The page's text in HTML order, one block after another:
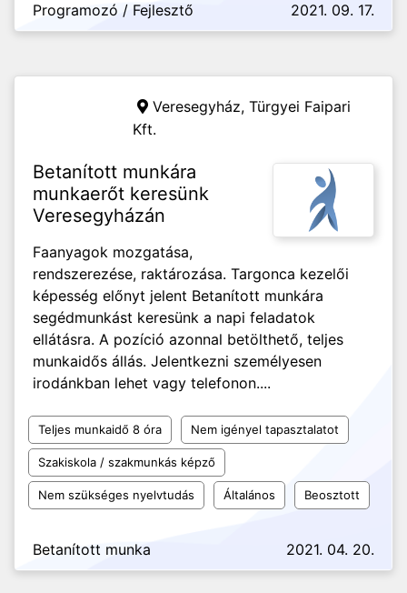
Programozó / Fejlesztő 2021. 09. 17.
Veresegyház, Türgyei Faipari
Kft.
Betanított munkára
munkaerőt keresünk
Veresegyházán
Faanyagok mozgatása,
rendszerezése, raktározása. Targonca kezelői
képesség előnyt jelent Betanított munkára
segédmunkást keresünk a napi feladatok
ellátásra. A pozíció azonnal betölthető, teljes
munkaidős állás. Jelentkezni személyesen
irodánkban lehet vagy telefonon....
Teljes munkaidő 8 óra Nem igényel tapasztalatot
Szakiskola / szakmunkás képző
Nem szükséges nyelvtudás Általános Beosztott
Betanított munka 2021. 04. 20.